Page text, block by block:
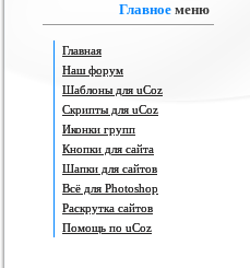
шаблона сайта
Софт шаблоны
Шаблон от KEY-CS #3
Главное меню
Главная
Наш форум
Шаблоны для uCoz
Скрипты для uCoz
Иконки групп
Кнопки для сайта
Шапки для сайтов
Всё для Photoshop
Раскрутка сайтов
Помощь по uCoz